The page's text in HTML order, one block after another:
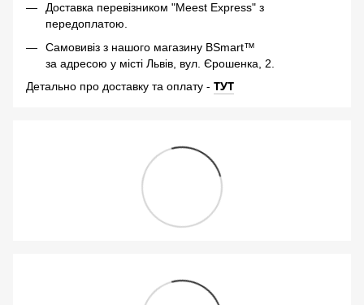
Доставка перевізником "Meest Express" з
передоплатою.
Самовивіз з нашого магазину BSmart™
за адресою у місті Львів, вул. Єрошенка, 2.
Детально про доставку та оплату - ТУТ